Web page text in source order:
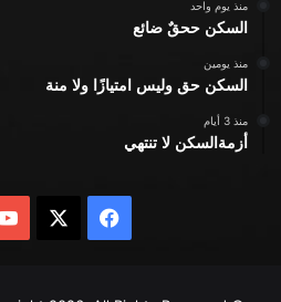
منذ يوم واحد
السكن ححقٌ ضائع
منذ يومين
السكن حق وليس امتيازًا ولا منة
منذ 3 أيام
أزمةالسكن لا تنتهي
فيسبوك